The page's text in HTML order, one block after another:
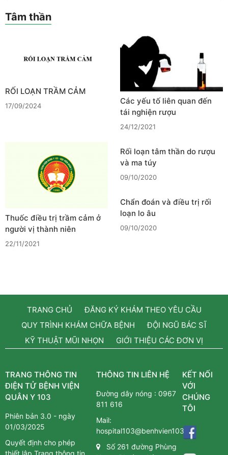
Tâm thần
RỐI LOẠN TRẦM CẢM
17/09/2024
Các yếu tố liên quan đến
tái nghiện rượu
24/12/2021
Thuốc điều trị trầm cảm ở
người vị thành niên
22/11/2021
Rối loạn tâm thần do rượu
và ma túy
09/10/2020
Chẩn đoán và điều trị rối
loạn lo âu
09/10/2020
TRANG CHỦ
ĐĂNG KÝ KHÁM THEO YÊU CẦU
QUY TRÌNH KHÁM CHỮA BỆNH
ĐỘI NGŨ BÁC SĨ
KỸ THUẬT MŨI NHỌN
GIỚI THIỆU CÁC ĐƠN VỊ
TRANG THÔNG TIN
ĐIỆN TỬ BỆNH VIỆN
QUÂN Y 103
Phiên bản 3.0 - ngày
01/03/2025
Quyết định cho phép
THÔNG TIN LIÊN HỆ
Đường dây nóng :0967
811 616
Mail:
hospital103@benhvien103.vn
Số 261 đường Phùng
KẾT NỐI
VỚI
CHÚNG
TÔI